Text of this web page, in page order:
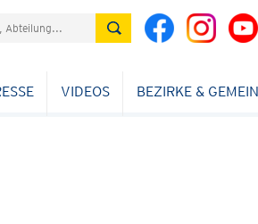
VIDEOS BEZIRKE &